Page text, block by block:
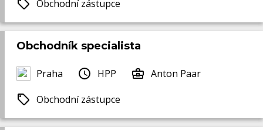
Obchodní zástupce
Obchodník specialista
Praha HPP
Anton Paar
Obchodní zástupce